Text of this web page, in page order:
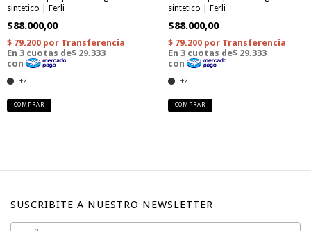
sintetico | Ferli
$88.000,00
+2
COMPRAR
sintetico | Ferli
$88.000,00
+2
COMPRAR
SUSCRIBITE A NUESTRO NEWSLETTER